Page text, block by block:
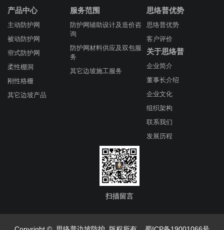
产品中心
主动防护网
被动防护网
帘式防护网
柔性棚洞
刚性格栅
其它边坡产品
服务范围
防护网辅助设计及造价咨
询
防护网材料供应及双包服
务
其它边坡施工服务
思络普优势
思络普优势
客户评价
关于思络普
企业简介
董事长介绍
企业文化
组织架构
联系我们
发展历程
扫描留言